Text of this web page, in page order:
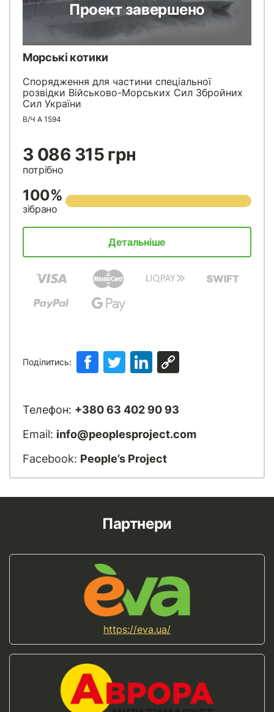
Проект завершено
Морські котики
Спорядження для частини спеціальної
розвідки Військово-Морських Сил Збройних
Сил України
В/Ч А 1594
3 086 315 грн
потрібно
100%
зібрано
Детальніше
Поділитись:
Телефон: +380 63 402 90 93
Email: info@peoplesproject.com
Facebook: People’s Project
Партнери
https://eva.ua/